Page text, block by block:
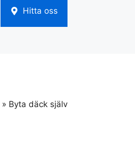
Hitta oss
» Byta däck själv